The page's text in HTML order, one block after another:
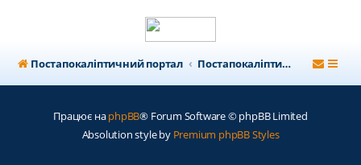
Постапокаліптичний портал Постапокаліптичний форум
Працює наphpBB® Forum Software © phpBB Limited
Absolution style by Premium phpBB Styles